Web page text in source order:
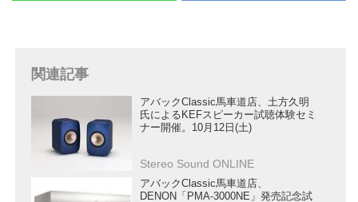
関連記事
アバックClassic馬車道店、土方久明
氏によるKEFスピーカー試聴体験セミ
ナー開催。10月12日(土)
Stereo Sound ONLINE
アバックClassic馬車道店、
DENON「PMA-3000NE」発売記念試